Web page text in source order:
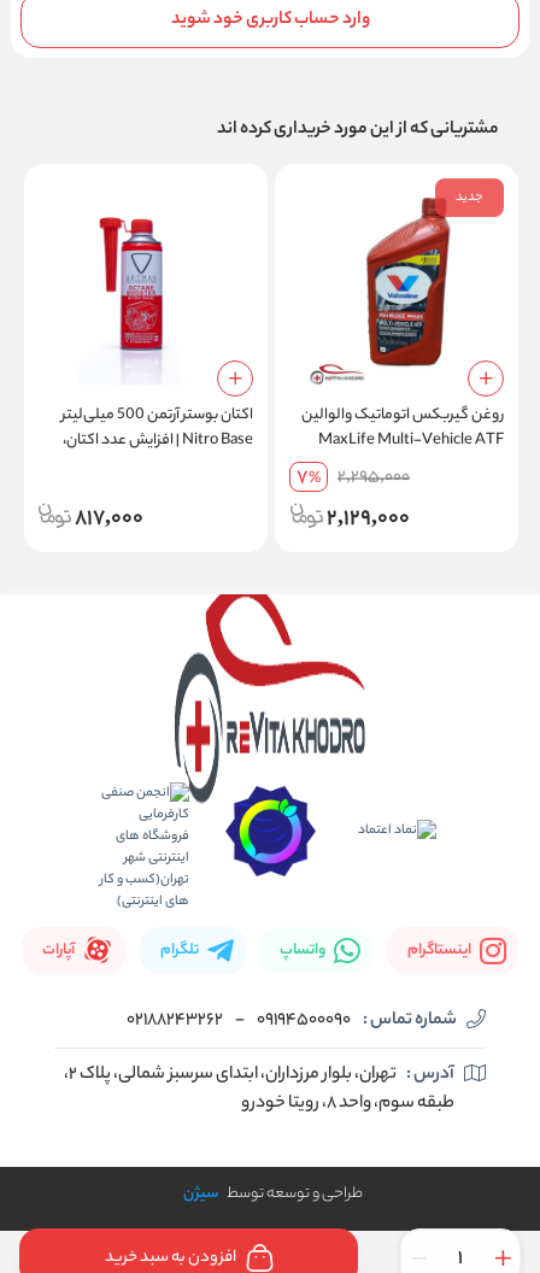
افزودن به سبد خرید
وارد حساب کاربری خود شوید
مشتریانی که از این مورد خریداری کرده اند
جدید
روغن گیربکس اتوماتیک والوالین
MaxLife Multi-Vehicle ATF
فول سنتتیک حجم 946 میلی‌لیتر |
ساخت آمریکا+ ارسال رایگان 5 عدد 2,295,000
7%
2,129,000
اکتان بوستر آرتمن 500 میلی‌لیتر
Nitro Base | افزایش عدد اکتان،
817,000
اینستاگرام واتساپ تلگرام آپارات
شماره تماس : 09194500090
-
02188243262
آدرس :
تهران، بلوار مرزداران، ابتدای سرسبز شمالی، پلاک ۲،
طبقه سوم، واحد ۸، رویتا خودرو
طراحی و توسعه توسط سیژن